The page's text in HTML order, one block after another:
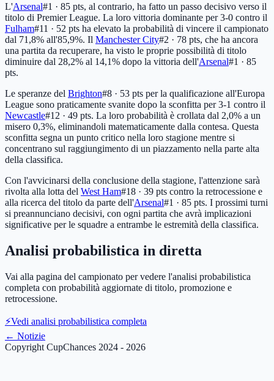
L'Arsenal#1 · 85 pts, al contrario, ha fatto un passo decisivo verso il
titolo di Premier League. La loro vittoria dominante per 3-0 contro il
Fulham#11 · 52 pts ha elevato la probabilità di vincere il campionato
dal 71,8% all'85,9%. Il Manchester City#2 · 78 pts, che ha ancora
una partita da recuperare, ha visto le proprie possibilità di titolo
diminuire dal 28,2% al 14,1% dopo la vittoria dell'Arsenal#1 · 85
pts.
Le speranze del Brighton#8 · 53 pts per la qualificazione all'Europa
League sono praticamente svanite dopo la sconfitta per 3-1 contro il
Newcastle#12 · 49 pts. La loro probabilità è crollata dal 2,0% a un
misero 0,3%, eliminandoli matematicamente dalla contesa. Questa
sconfitta segna un punto critico nella loro stagione mentre si
concentrano sul raggiungimento di un piazzamento nella parte alta
della classifica.
Con l'avvicinarsi della conclusione della stagione, l'attenzione sarà
rivolta alla lotta del West Ham#18 · 39 pts contro la retrocessione e
alla ricerca del titolo da parte dell'Arsenal#1 · 85 pts. I prossimi turni
si preannunciano decisivi, con ogni partita che avrà implicazioni
significative per le squadre a entrambe le estremità della classifica.
Analisi probabilistica in diretta
Vai alla pagina del campionato per vedere l'analisi probabilistica
completa con probabilità aggiornate di titolo, promozione e
retrocessione.
⚡Vedi analisi probabilistica completa
← Notizie
Copyright CupChances 2024 - 2026